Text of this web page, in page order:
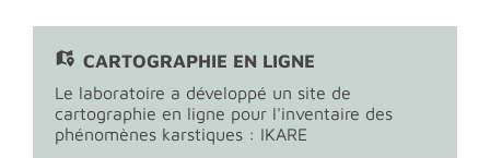
CARTOGRAPHIE EN LIGNE
Le laboratoire a développé un site de
cartographie en ligne pour l'inventaire des
phénomènes karstiques : IKARE